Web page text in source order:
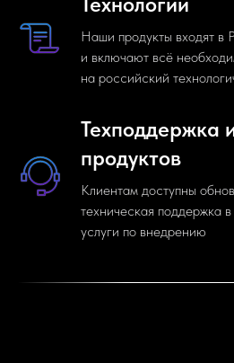
Наши продукты входят в
и включают всё
на российский
Техподдержка
продуктов
Клиентам доступны
техническая поддержка
услуги по внедрению